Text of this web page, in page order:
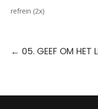
refrein (2x)
← 05. GEEF OM HET